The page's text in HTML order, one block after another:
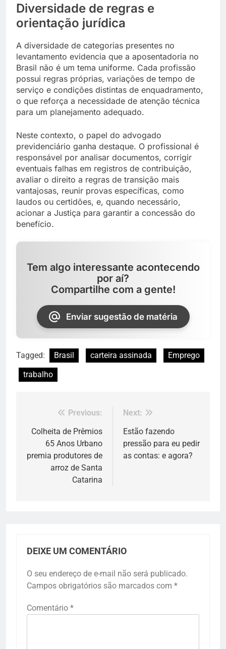
Diversidade de regras e
orientação jurídica
A diversidade de categorias presentes no
levantamento evidencia que a aposentadoria no
Brasil não é um tema uniforme. Cada profissão
possui regras próprias, variações de tempo de
serviço e condições distintas de enquadramento,
o que reforça a necessidade de atenção técnica
para um planejamento adequado.
Neste contexto, o papel do advogado
previdenciário ganha destaque. O profissional é
responsável por analisar documentos, corrigir
eventuais falhas em registros de contribuição,
avaliar o direito a regras de transição mais
vantajosas, reunir provas específicas, como
laudos ou certidões, e, quando necessário,
acionar a Justiça para garantir a concessão do
benefício.
Tem algo interessante acontecendo
por aí?
Compartilhe com a gente!
Enviar sugestão de matéria
Tagged: Brasil carteira assinada
Emprego
trabalho
Navegação
de
Post
Previous:
Colheita de Prêmios
65 Anos Urbano
premia produtores de
arroz de Santa
Catarina
Next:
Estão fazendo
pressão para eu pedir
as contas: e agora?
DEIXE UM COMENTÁRIO
O seu endereço de e-mail não será publicado.
Campos obrigatórios são marcados com *
Comentário *